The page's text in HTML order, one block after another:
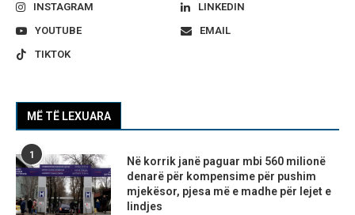
INSTAGRAM
LINKEDIN
YOUTUBE
EMAIL
TIKTOK
MË TË LEXUARA
1
Në korrik janë paguar mbi 560 milionë
denarë për kompensime për pushim
mjekësor, pjesa më e madhe për lejet e
lindjes